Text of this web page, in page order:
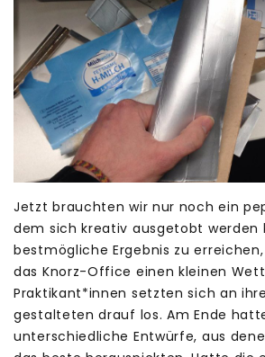
Jetzt brauchten wir nur noch ein
dem sich kreativ ausgetobt werden
bestmögliche Ergebnis zu
das Knorz-Office einen kleinen
Praktikant*innen setzten sich an
gestalteten drauf los. Am Ende
unterschiedliche Entwürfe, aus